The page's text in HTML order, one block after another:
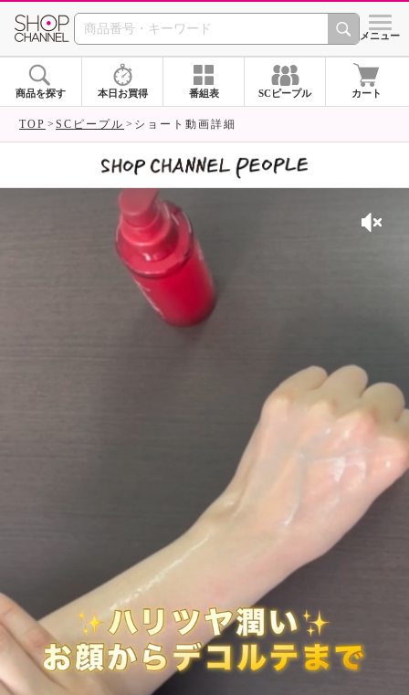
SHOP CHANNEL シメニュー
商品を探す 本日お買得 番組表 SCピープル カート
TOP SCピープル ショート動画詳細